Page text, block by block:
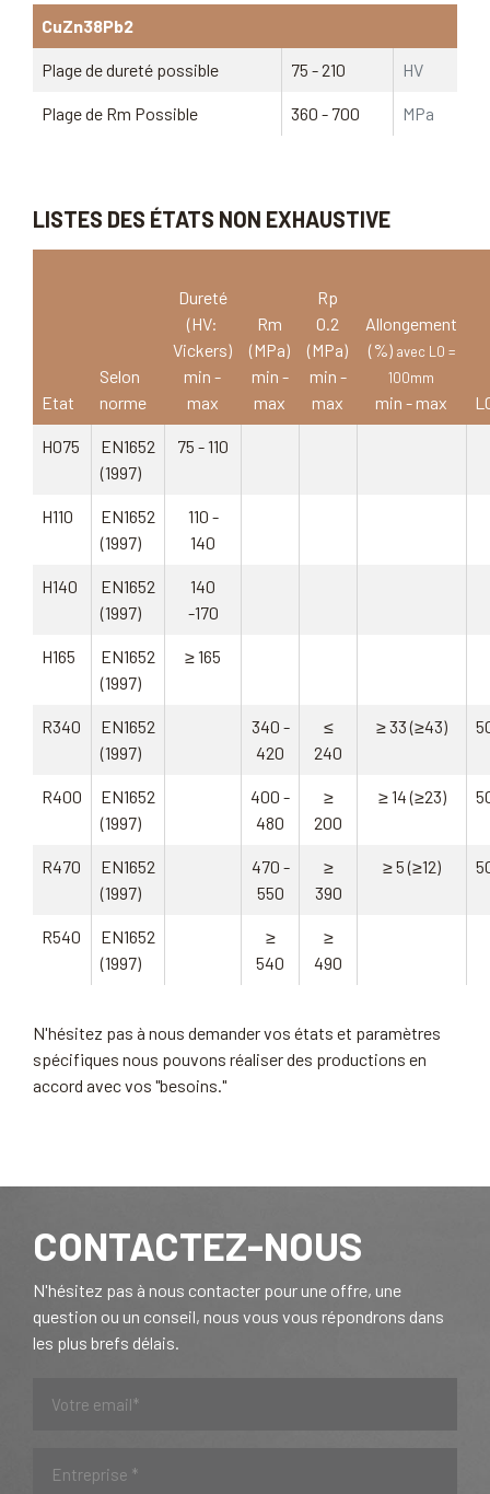
CuZn38Pb2
Plage de dureté possible 75 - 210 HV
Plage de Rm Possible 360 - 700 MPa
LISTES DES ÉTATS NON EXHAUSTIVE
Etat
Selon
norme
Dureté
(HV:
Vickers)
min -
max
Rm
(MPa)
min -
max
Rp
0.2
(MPa)
min -
max
Allongement
(%) avec L0 =
100mm
min - max
H075
EN1652
(1997)
75 - 110
H110
EN1652
(1997)
110 -
140
H140
EN1652
(1997)
140
-170
H165
EN1652
(1997)
≥ 165
R340
EN1652
(1997)
340 -
420
≤
240
≥ 33 (≥43)
R400
EN1652
(1997)
400 -
480
≥
200
≥ 14 (≥23)
R470
EN1652
(1997)
470 -
550
≥
390
≥ 5 (≥12)
R540
EN1652
(1997)
≥
540
≥
490
N'hésitez pas à nous demander vos états et paramètres
spécifiques nous pouvons réaliser des productions en
accord avec vos "besoins."
CONTACTEZ-NOUS
N'hésitez pas à nous contacter pour une offre, une
question ou un conseil, nous vous vous répondrons dans
les plus brefs délais.